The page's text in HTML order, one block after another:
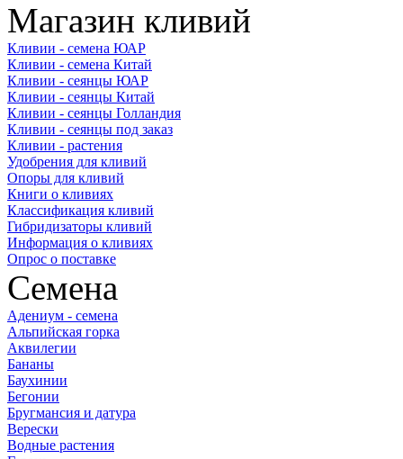
Магазин кливий
Кливии - семена ЮАР
Кливии - семена Китай
Кливии - сеянцы ЮАР
Кливии - сеянцы Китай
Кливии - сеянцы Голландия
Кливии - сеянцы под заказ
Кливии - растения
Удобрения для кливий
Опоры для кливий
Книги о кливиях
Классификация кливий
Гибридизаторы кливий
Информация о кливиях
Опрос о поставке
Семена
Адениум - семена
Альпийская горка
Аквилегии
Бананы
Баухинии
Бегонии
Бругмансия и датура
Верески
Водные растения